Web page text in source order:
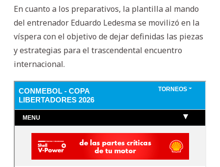
En cuanto a los preparativos, la plantilla al mando
del entrenador Eduardo Ledesma se movilizó en la
víspera con el objetivo de dejar definidas las piezas
y estrategias para el trascendental encuentro
internacional.